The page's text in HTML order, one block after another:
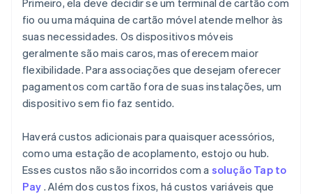
fio ou uma máquina de cartão móvel atende melhor às
suas necessidades. Os dispositivos móveis
geralmente são mais caros, mas oferecem maior
flexibilidade. Para associações que desejam oferecer
pagamentos com cartão fora de suas instalações, um
dispositivo sem fio faz sentido.
Haverá custos adicionais para quaisquer acessórios,
como uma estação de acoplamento, estojo ou hub.
Esses custos não são incorridos com a solução Tap to
Pay . Além dos custos fixos, há custos variáveis que